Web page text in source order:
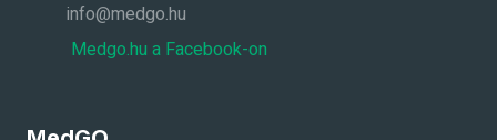
info@medgo.hu
Medgo.hu a Facebook-on